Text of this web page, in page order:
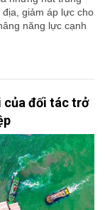
giảm áp lực cho
năng lực cạnh
của đối tác trở